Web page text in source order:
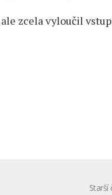
zcela vyloučil
Starší